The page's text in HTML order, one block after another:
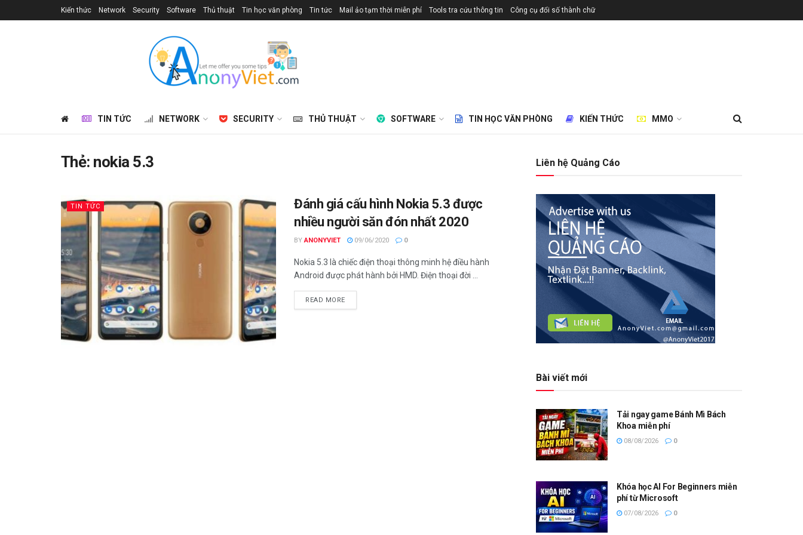
Kiến thức Network Security Software Thủ thuật Tin học văn phòng Tin tức Mail ảo tạm thời miễn phí Tools tra cứu thông tin Công cụ đổi số thành chữ
TIN TỨC NETWORK SECURITY THỦ THUẬT SOFTWARE TIN HỌC VĂN PHÒNG KIẾN THỨC MMO
Thẻ: nokia 5.3
TIN TỨC
Đánh giá cấu hình Nokia 5.3 được
nhiều người săn đón nhất 2020
BY ANONYVIET 09/06/2020 0
Nokia 5.3 là chiếc điện thoại thông minh hệ điều hành
Android được phát hành bởi HMD. Điện thoại đời ...
READ MOREDETAILS
Liên hệ Quảng Cáo
Bài viết mới
Tải ngay game Bánh Mì Bách
Khoa miễn phí
08/08/2026 0
Khóa học AI For Beginners miễn
phí từ Microsoft
07/08/2026 0